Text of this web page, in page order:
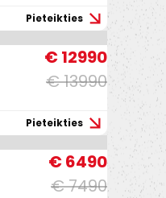
Pieteikties
€ 13990
€ 12990
Pieteikties
€ 7490
€ 6490